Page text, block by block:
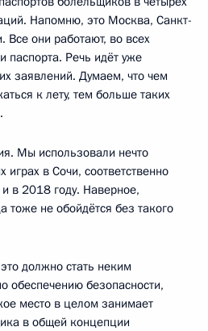
Напомню, это Москва, Санкт-
Все они работают, во всех
паспорта. Речь идёт уже
заявлений. Думаем, что чем
к лету, тем больше таких
Мы использовали нечто
в Сочи, соответственно
в 2018 году. Наверное,
тоже не обойдётся без такого
должно стать неким
обеспечению безопасности,
место в целом занимает
в общей концепции